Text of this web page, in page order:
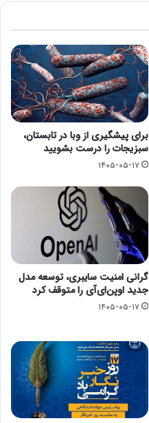
برای پیشگیری از وبا در تابستان،
سبزیجات را درست بشویید
۱۴۰۵-۰۵-۱۷
گرانی امنیت سایبری، توسعه مدل
جدید اوپن‌ای‌آی را متوقف کرد
۱۴۰۵-۰۵-۱۷